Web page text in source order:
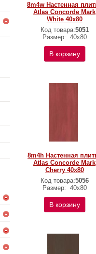
8m4w Настенная
Atlas Concorde Mark
White 40x80
Код товара:5051
Размер: 40x80
В корзину
8m4h Настенная
Atlas Concorde Mark
Cherry 40x80
Код товара:5056
Размер: 40x80
В корзину